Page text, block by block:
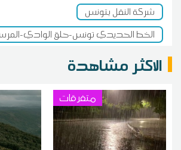
شركة النقل بتونس
الخط الحديدي تونس-حلق الوادي-
الاكثر مشاهدة
متفرقات